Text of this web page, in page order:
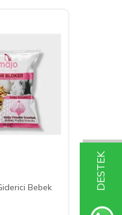
DESTEK
Bebek
majo
Majo